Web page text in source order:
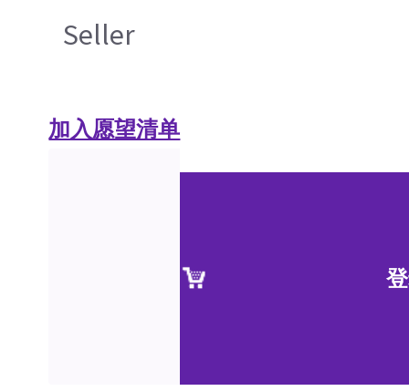
Seller
加入愿望清单